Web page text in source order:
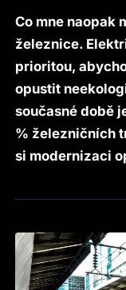
Co mne naopak
železnice.
prioritou,
opustit
současné době
% železničních
si modernizaci